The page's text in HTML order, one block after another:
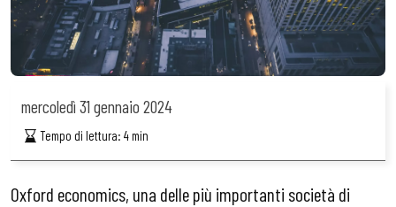
mercoledì 31 gennaio 2024
Tempo di lettura:4min
Oxford economics, una delle più importanti società di